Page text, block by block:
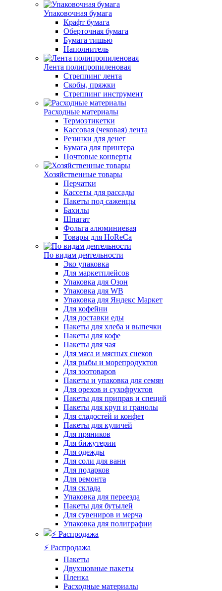
Упаковочная бумага
Крафт бумага
Оберточная бумага
Бумага тишью
Наполнитель
Лента полипропиленовая
Стреппинг лента
Скобы, пряжки
Стреппинг инструмент
Расходные материалы
Термоэтикетки
Кассовая (чековая) лента
Резинки для денег
Бумага для принтера
Почтовые конверты
Хозяйственные товары
Перчатки
Кассеты для рассады
Пакеты под саженцы
Бахилы
Шпагат
Фольга алюминиевая
Товары для HoReCa
По видам деятельности
Эко упаковка
Для маркетплейсов
Упаковка для Озон
Упаковка для WB
Упаковка для Яндекс Маркет
Для кофейни
Для доставки еды
Пакеты для хлеба и выпечки
Пакеты для кофе
Пакеты для чая
Для мяса и мясных снеков
Для рыбы и морепродуктов
Для зоотоваров
Пакеты и упаковка для семян
Для орехов и сухофруктов
Пакеты для приправ и специй
Пакеты для круп и гранолы
Для сладостей и конфет
Пакеты для куличей
Для пряников
Для бижутерии
Для одежды
Для соли для ванн
Для подарков
Для ремонта
Для склада
Упаковка для переезда
Пакеты для бутылей
Для сувениров и мерча
Упаковка для полиграфии
⚡️ Распродажа
Пакеты
Двухшовные пакеты
Пленка
Расходные материалы